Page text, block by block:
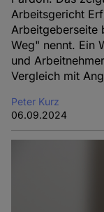
Arbeitsgericht
Arbeitgeberseite
Weg" nennt. Ein
und
Vergleich mit
Peter Kurz
06.09.2024